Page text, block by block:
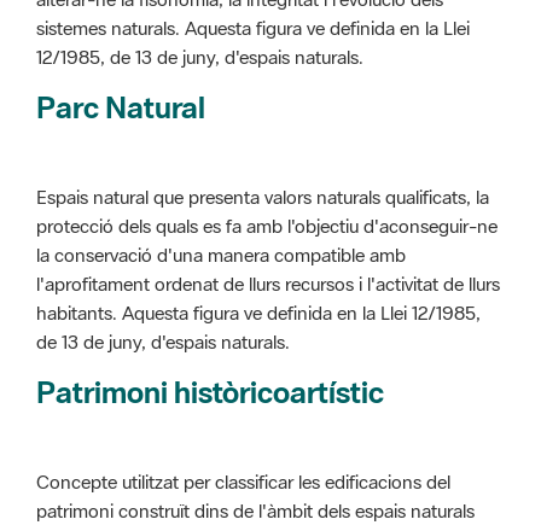
Parc Natural
Espais natural que presenta valors naturals qualificats, la
l'aprofitament ordenat de llurs recursos i l'activitat de llurs
habitants. Aquesta figura ve definida en la Llei 12/1985,
de 13 de juny, d'espais naturals.
Patrimoni històricoartístic
Concepte utilitzat per classificar les edificacions del
Pla Espais Interès Natural